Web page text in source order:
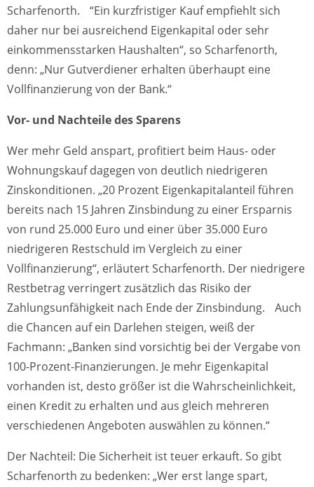
Scharfenorth. “Ein kurzfristiger Kauf empfiehlt sich
daher nur bei ausreichend Eigenkapital oder sehr
einkommensstarken Haushalten“, so Scharfenorth,
denn: „Nur Gutverdiener erhalten überhaupt eine
Vollfinanzierung von der Bank.“
Vor- und Nachteile des Sparens
Wer mehr Geld anspart, profitiert beim Haus- oder
Wohnungskauf dagegen von deutlich niedrigeren
Zinskonditionen. „20 Prozent Eigenkapitalanteil führen
bereits nach 15 Jahren Zinsbindung zu einer Ersparnis
von rund 25.000 Euro und einer über 35.000 Euro
niedrigeren Restschuld im Vergleich zu einer
Vollfinanzierung“, erläutert Scharfenorth. Der niedrigere
Restbetrag verringert zusätzlich das Risiko der
Zahlungsunfähigkeit nach Ende der Zinsbindung. Auch
die Chancen auf ein Darlehen steigen, weiß der
Fachmann: „Banken sind vorsichtig bei der Vergabe von
100-Prozent-Finanzierungen. Je mehr Eigenkapital
vorhanden ist, desto größer ist die Wahrscheinlichkeit,
einen Kredit zu erhalten und aus gleich mehreren
verschiedenen Angeboten auswählen zu können.“
Der Nachteil: Die Sicherheit ist teuer erkauft. So gibt
Scharfenorth zu bedenken: „Wer erst lange spart,